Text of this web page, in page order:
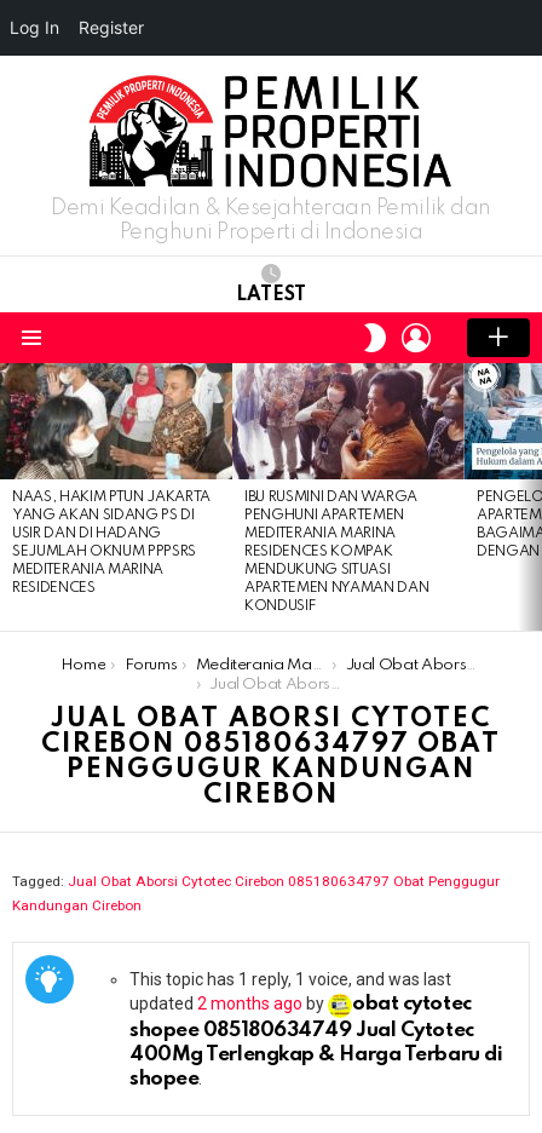
Demi Keadilan & Kesejahteraan Pemilik dan
Penghuni Properti di Indonesia
LATEST
SWITCH
SKIN
LOGIN
LATEST
STORIES
NAAS, HAKIM PTUN JAKARTA
YANG AKAN SIDANG PS DI
USIR DAN DI HADANG
SEJUMLAH OKNUM PPPSRS
MEDITERANIA MARINA
RESIDENCES
IBU RUSMINI DAN WARGA
PENGHUNI APARTEMEN
MEDITERANIA MARINA
RESIDENCES KOMPAK
MENDUKUNG SITUASI
APARTEMEN NYAMAN DAN
KONDUSIF
DENGAN
You are here:
Home Forums Mediterania Marina Residences
Jual Obat Aborsi Cytotec Cirebon 085180634797 Obat Penggugur Kandungan Cirebon
Jual Obat Aborsi Cytotec Cirebon 085180634797 Obat Penggugur Kandungan Cirebon
JUAL OBAT ABORSI CYTOTEC
CIREBON 085180634797 OBAT
PENGGUGUR KANDUNGAN
CIREBON
Tagged: Jual Obat Aborsi Cytotec Cirebon 085180634797 Obat Penggugur
Kandungan Cirebon
This topic has 1 reply, 1 voice, and was last
updated 2 months ago by
obat cytotec
shopee 085180634749 Jual Cytotec
400Mg Terlengkap & Harga Terbaru di
shopee.
Log In Register